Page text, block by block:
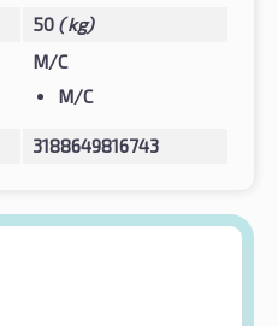
50 ( kg)
M/C
M/C
3188649816743